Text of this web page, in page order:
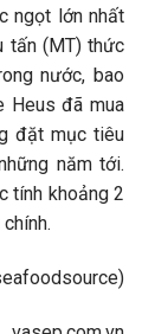
ngọt lớn nhất
tấn (MT) thức
nước, bao
Heus đã mua
đặt mục tiêu
năm tới.
tính khoảng 2